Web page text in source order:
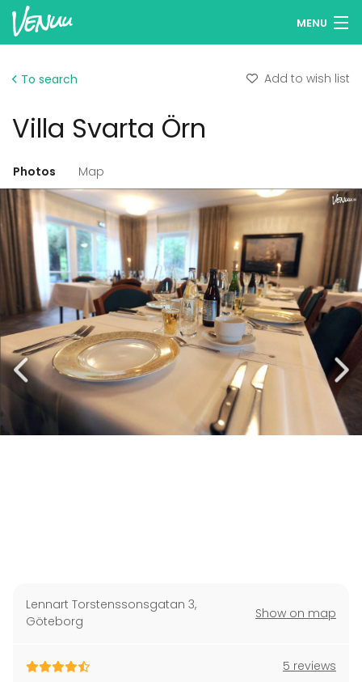
MENU
Log in
Add your venue
To search Add to wish list
Villa Svarta Örn
Photos Map
Lennart Torstenssonsgatan 3,
Göteborg
Show on map
5 reviews